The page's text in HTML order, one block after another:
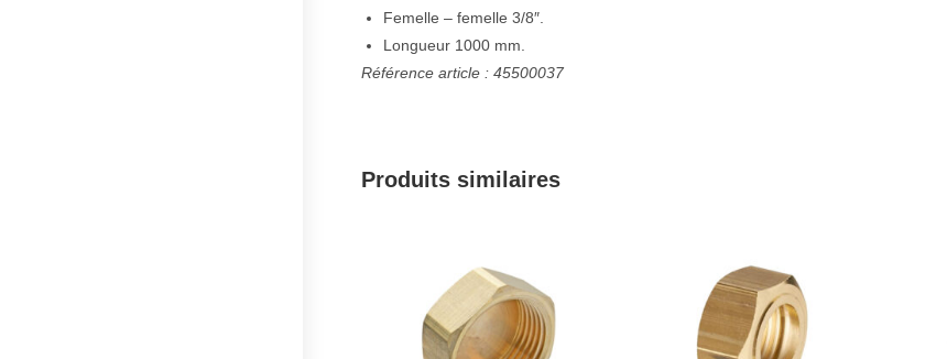
Femelle – femelle 3/8″.
Longueur 1000 mm.
Référence article : 45500037
Produits similaires